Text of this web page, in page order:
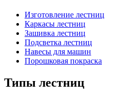
Изготовление лестниц
Каркасы лестниц
Зашивка лестниц
Подсветка лестниц
Навесы для машин
Порошковая покраска
Типы лестниц